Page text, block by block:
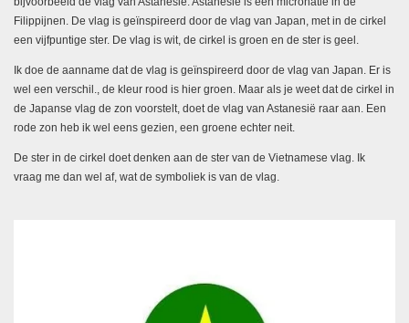
Filippijnen. De vlag is geïnspireerd door de vlag van Japan, met in de cirkel
een vijfpuntige ster. De vlag is wit, de cirkel is groen en de ster is geel.
Ik doe de aanname dat de vlag is geïnspireerd door de vlag van Japan. Er is
wel een verschil., de kleur rood is hier groen. Maar als je weet dat de cirkel in
de Japanse vlag de zon voorstelt, doet de vlag van Astanesië raar aan. Een
rode zon heb ik wel eens gezien, een groene echter neit.
De ster in de cirkel doet denken aan de ster van de Vietnamese vlag. Ik
vraag me dan wel af, wat de symboliek is van de vlag.